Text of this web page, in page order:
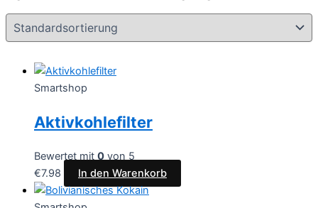
Smartshop
Aktivkohlefilter
Bewertet mit 0 von 5
€7.98 In den Warenkorb